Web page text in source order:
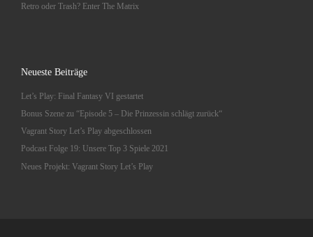
Retro oder Trash? Enter The Matrix
Neueste Beiträge
Let’s Play: Final Fantasy VI gestartet
Bonus Szene zu “Episode 5 – Die Prinzessin schlägt zurück“
Vagrant Story Let’s Play abgeschlossen
Podcast Folge 19: Unsere Top 3 Spiele 2021
Neues Projekt: Vagrant Story Let’s Play